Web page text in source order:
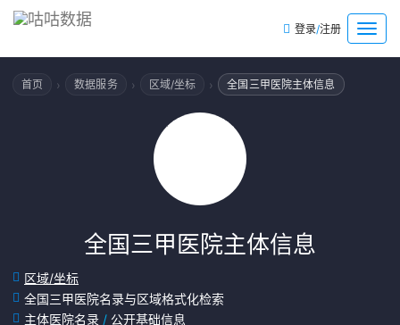
菜
单
登录/注册
首页 › 数据服务 › 区域/坐标 › 全国三甲医院主体信息
全国三甲医院主体信息
区域/坐标
全国三甲医院名录与区域格式化检索
主体医院名录 / 公开基础信息